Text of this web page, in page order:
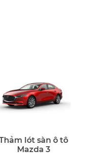
lót sàn ô tô
Mazda 3